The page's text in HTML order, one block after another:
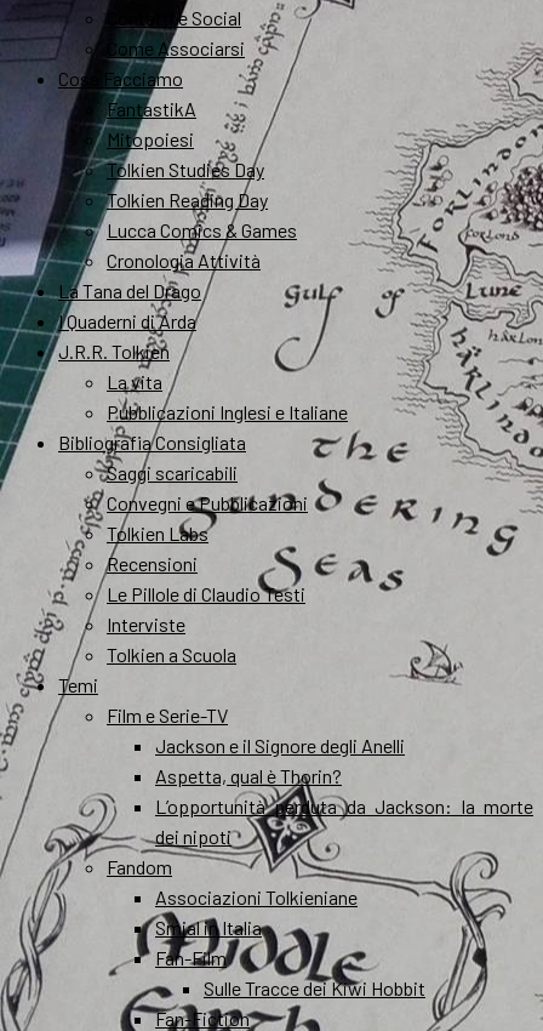
Contatti e Social
Come Associarsi
Cosa Facciamo
FantastikA
Mitopoiesi
Tolkien Studies Day
Tolkien Reading Day
Lucca Comics & Games
Cronologia Attività
La Tana del Drago
I Quaderni di Arda
J.R.R. Tolkien
La vita
Pubblicazioni Inglesi e Italiane
Bibliografia Consigliata
Saggi scaricabili
Convegni e Pubblicazioni
Tolkien Labs
Recensioni
Le Pillole di Claudio Testi
Interviste
Tolkien a Scuola
Temi
Film e Serie-TV
Jackson e il Signore degli Anelli
Aspetta, qual è Thorin?
L’opportunità perduta da Jackson: la morte
dei nipoti
Fandom
Associazioni Tolkieniane
Smial in Italia
Fan-Film
Sulle Tracce dei Kiwi Hobbit
Fan-Fiction